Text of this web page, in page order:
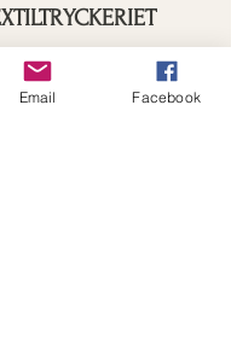
Email Facebook